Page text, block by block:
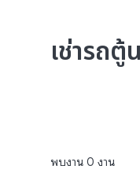
เช่ารถ
พบงาน 0 งาน